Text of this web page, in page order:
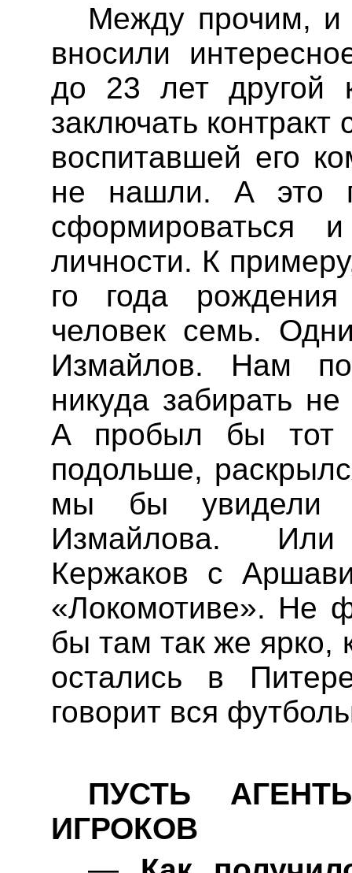
Между прочим,
вносили
до 23 лет другой
заключать контракт
воспитавшей его
не нашли. А это
сформироваться
личности. К
го года
человек семь.
Измайлов. Нам
никуда забирать
А пробыл бы тот
подольше,
мы бы увидели
Измайлова.
Кержаков с
«Локомотиве». Не
бы там так же ярко,
остались в
говорит вся
ПУСТЬ
ИГРОКОВ